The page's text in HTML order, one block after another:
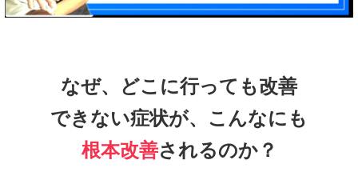
なぜ、どこに行っても改善
できない症状が、こんなにも
根本改善されるのか？